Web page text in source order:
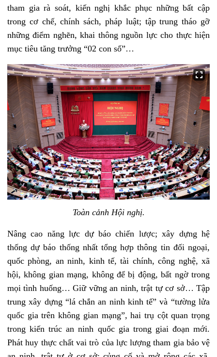
tham gia rà soát, kiến nghị khắc phục những bất cập
trong cơ chế, chính sách, pháp luật; tập trung tháo gỡ
những điểm nghẽn, khai thông nguồn lực cho thực hiện
mục tiêu tăng trưởng “02 con số”…
Toàn cảnh Hội nghị.
Nâng cao năng lực dự báo chiến lược; xây dựng hệ
thống dự báo thống nhất tổng hợp thông tin đối ngoại,
quốc phòng, an ninh, kinh tế, tài chính, công nghệ, xã
hội, không gian mạng, không để bị động, bất ngờ trong
mọi tình huống… Giữ vững an ninh, trật tự cơ sở… Tập
trung xây dựng “lá chắn an ninh kinh tế” và “tường lửa
quốc gia trên không gian mạng”, hai trụ cột quan trọng
trong kiến trúc an ninh quốc gia trong giai đoạn mới.
Phát huy thực chất vai trò của lực lượng tham gia bảo vệ